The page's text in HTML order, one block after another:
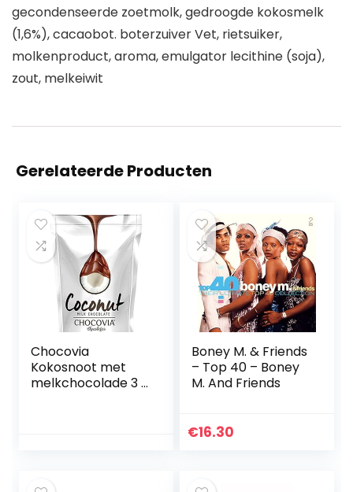
gecondenseerde zoetmolk, gedroogde kokosmelk
(1,6%), cacaobot. boterzuiver Vet, rietsuiker,
molkenproduct, aroma, emulgator lecithine (soja),
zout, melkeiwit
Gerelateerde Producten
Chocovia
Kokosnoot met
melkchocolade 3 x
Boney M. & Friends
– Top 40 – Boney
M. And Friends
€16.30